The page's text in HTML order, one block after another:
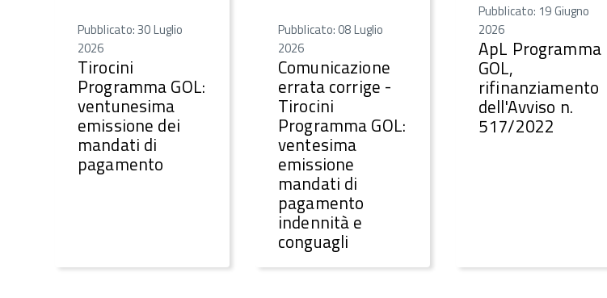
Pubblicato: 30 Luglio
2026
Tirocini
Programma GOL:
ventunesima
emissione dei
mandati di
pagamento
Pubblicato: 08 Luglio
2026
Comunicazione
errata corrige -
Tirocini
Programma GOL:
ventesima
emissione
mandati di
pagamento
indennità e
conguagli
Pubblicato: 19 Giugno
2026
ApL Programma
GOL,
rifinanziamento
dell'Avviso n.
517/2022